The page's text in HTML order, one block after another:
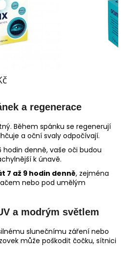
a regenerace
Během spánku se regenerují
a oční svaly odpočívají.
denně, vaše oči budou
k únavě.
7 až 9 hodin denně, zejména
nebo pod umělým
a modrým světlem
slunečnímu záření nebo
může poškodit čočku, sítnici